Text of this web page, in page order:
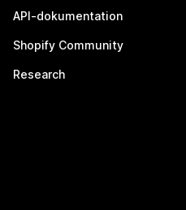
API-dokumentation
Shopify Community
Research